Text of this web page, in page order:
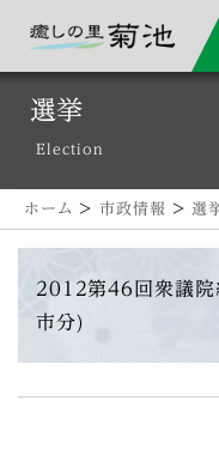
選挙
Election
ホーム >市政情報 >選
2012第46回衆議院
市分)